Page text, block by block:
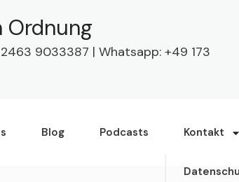
Ordnung
9033387 | Whatsapp: +49 173
Blog Podcasts Kontakt